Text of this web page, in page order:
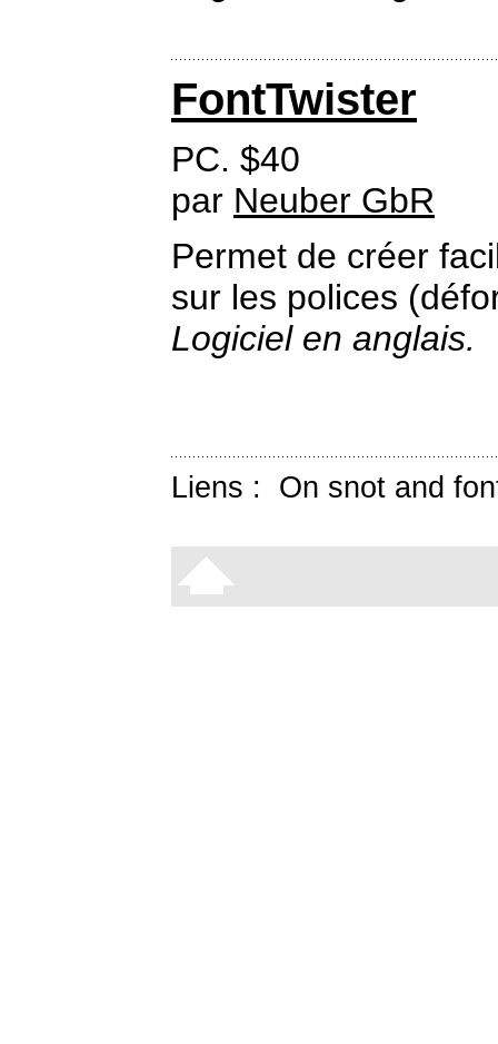
FontTwister
PC. $40
par Neuber GbR
Permet de créer
sur les polices
Logiciel en anglais.
Liens : On snot and